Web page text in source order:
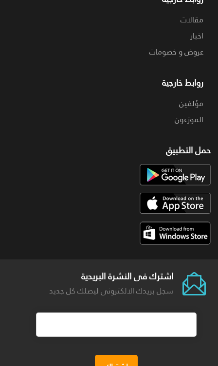
مقالات
اخبار
عروض و خصومات
روابط خارجية
مؤلفين
الموزعون
حمل التطبيق
اشترك فى النشرة البريدية
سجل بريدك الالكترونى ليصلك كل جديد